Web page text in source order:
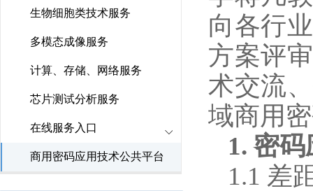
生物细胞类技术服务
多模态成像服务
计算、存储、网络服务
芯片测试分析服务
在线服务入口
商用密码应用技术公共平台
向各行
方案评
术交流
域商用
1. 密
1.1 差